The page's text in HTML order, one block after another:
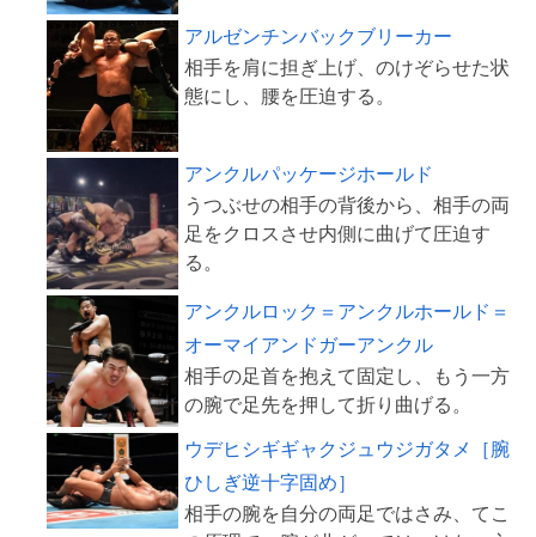
アルゼンチンバックブリーカー
相手を肩に担ぎ上げ、のけぞらせた状
アンクルパッケージホールド
うつぶせの相手の背後から、相手の両
足をクロスさせ内側に曲げて圧迫す
アンクルロック＝アンクルホールド＝
オーマイアンドガーアンクル
相手の足首を抱えて固定し、もう一方
ウデヒシギギャクジュウジガタメ［腕
ひしぎ逆十字固め］
相手の腕を自分の両足ではさみ、てこ